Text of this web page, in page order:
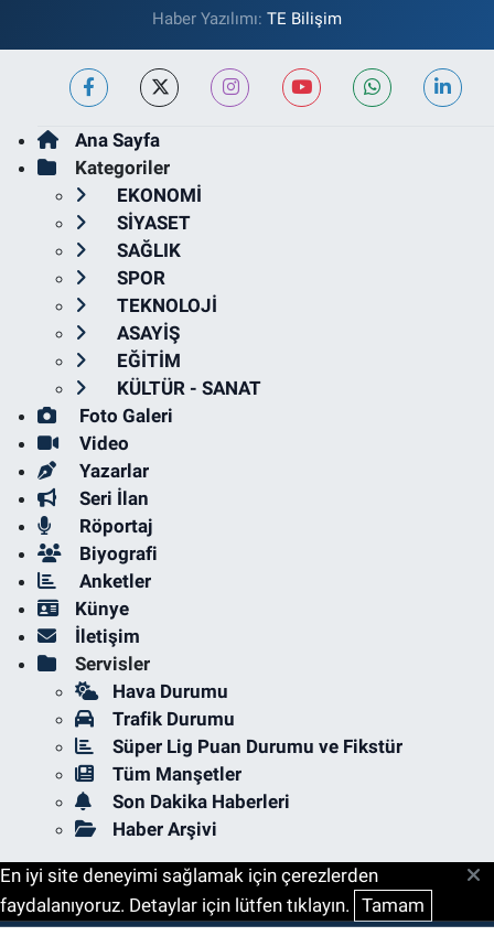
Haber Yazılımı: TE Bilişim
Ana Sayfa
Kategoriler
EKONOMİ
SİYASET
SAĞLIK
SPOR
TEKNOLOJİ
ASAYİŞ
EĞİTİM
KÜLTÜR - SANAT
Foto Galeri
Video
Yazarlar
Seri İlan
Röportaj
Biyografi
Anketler
Künye
İletişim
Servisler
Hava Durumu
Trafik Durumu
Süper Lig Puan Durumu ve Fikstür
Tüm Manşetler
Son Dakika Haberleri
Haber Arşivi
En iyi site deneyimi sağlamak için çerezlerden
faydalanıyoruz. Detaylar için lütfen tıklayın. Tamam